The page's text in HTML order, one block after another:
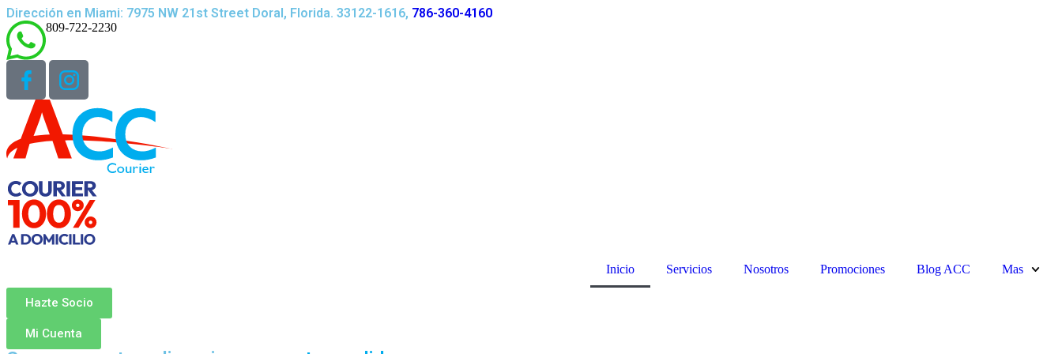
Dirección en Miami: 7975 NW 21st Street Doral, Florida. 33122-1616, 786-360-4160
809-722-2230
Inicio Servicios Nosotros Promociones Blog ACC Mas
Hazte Socio
Mi Cuenta